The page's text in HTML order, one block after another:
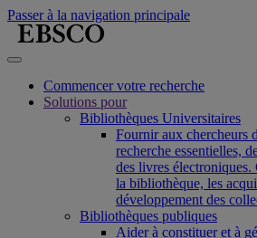
Passer à la navigation principale
Commencer votre recherche
Solutions pour
Bibliothèques Universitaires
Fournir aux chercheurs
recherche essentielles,
des livres
la bibliothèque, les
développement des
Bibliothèques publiques
Aider à constituer et à